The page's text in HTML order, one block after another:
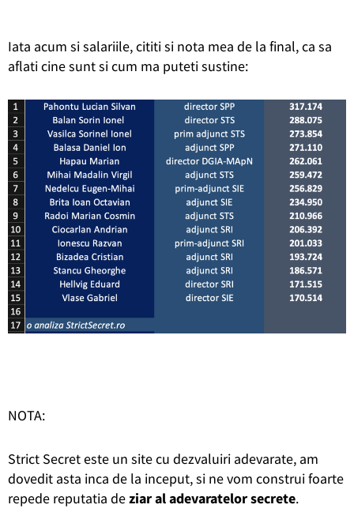
Iata acum si salariile, cititi si nota mea de la final, ca sa
aflati cine sunt si cum ma puteti sustine:
NOTA:
Strict Secret este un site cu dezvaluiri adevarate, am
dovedit asta inca de la inceput, si ne vom construi foarte
repede reputatia deziar al adevaratelor secrete.